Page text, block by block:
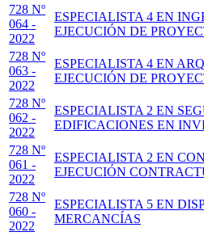
728 Nº
064 -
2022
ESPECIALISTA 4 EN
EJECUCIÓN DE
728 Nº
063 -
2022
ESPECIALISTA 4 EN
EJECUCIÓN DE
728 Nº
062 -
2022
ESPECIALISTA 2 EN
EDIFICACIONES EN
728 Nº
061 -
2022
ESPECIALISTA 2 EN
EJECUCIÓN
728 Nº
060 -
2022
ESPECIALISTA 5 EN
MERCANCÍAS